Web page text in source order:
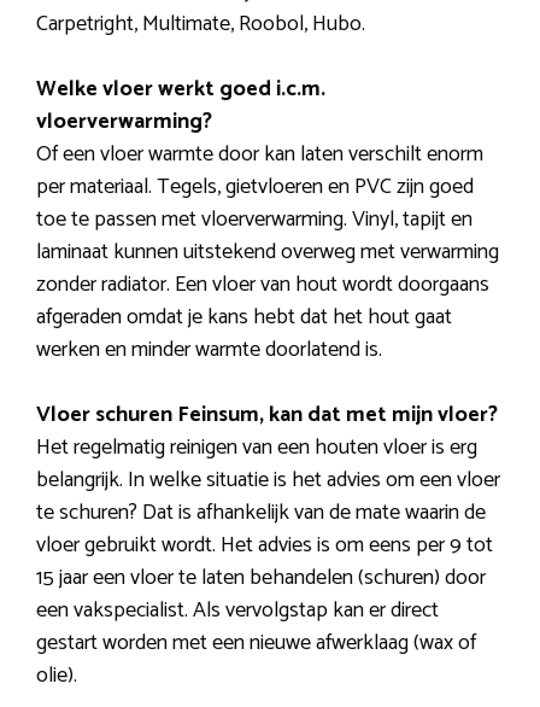
Carpetright, Multimate, Roobol, Hubo.
Welke vloer werkt goed i.c.m.
vloerverwarming?
Of een vloer warmte door kan laten verschilt enorm
per materiaal. Tegels, gietvloeren en PVC zijn goed
toe te passen met vloerverwarming. Vinyl, tapijt en
laminaat kunnen uitstekend overweg met verwarming
zonder radiator. Een vloer van hout wordt doorgaans
afgeraden omdat je kans hebt dat het hout gaat
werken en minder warmte doorlatend is.
Vloer schuren Feinsum, kan dat met mijn vloer?
Het regelmatig reinigen van een houten vloer is erg
belangrijk. In welke situatie is het advies om een vloer
te schuren? Dat is afhankelijk van de mate waarin de
vloer gebruikt wordt. Het advies is om eens per 9 tot
15 jaar een vloer te laten behandelen (schuren) door
een vakspecialist. Als vervolgstap kan er direct
gestart worden met een nieuwe afwerklaag (wax of
olie).